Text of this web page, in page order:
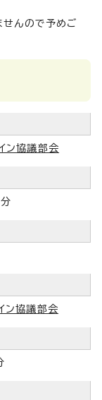
せんので予めご
ン協議部会
ン協議部会